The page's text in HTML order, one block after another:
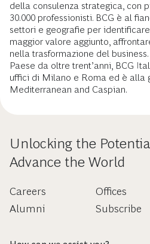
della consulenza strategica, con
30.000 professionisti. BCG è al
settori e geografie per
maggior valore aggiunto,
nella trasformazione del
Paese da oltre trent’anni, BCG
uffici di Milano e Roma ed è alla
Mediterranean and Caspian.
Unlocking the
Advance the World
Careers
Alumni
Offices
Subscribe